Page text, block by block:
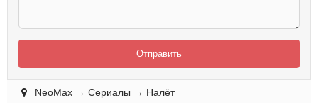
Отправить
NeoMax → Сериалы → Налёт